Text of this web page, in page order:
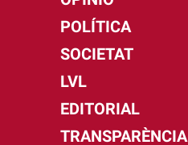
POLÍTICA
SOCIETAT
LVL
EDITORIAL
TRANSPARÈNCIA